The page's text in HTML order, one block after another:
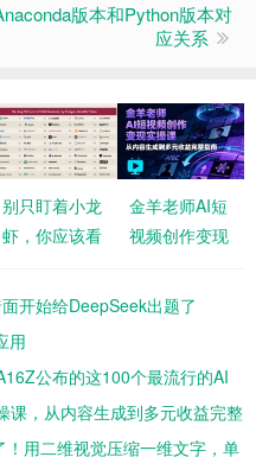
版本和Python版本对
应关系
别只盯着小龙
虾，你应该看
的这100个最
流行的AI应用
金羊老师AI短
视频创作变现
容生成到多元
开始给DeepSeek出题了
用
公布的这100个最流行的AI
课，从内容生成到多元收益完整
用二维视觉压缩一维文字，单